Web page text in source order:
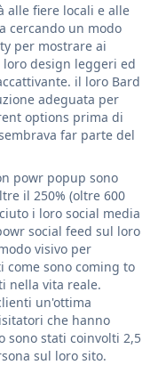
alle fiere locali e alle
cercando un modo
per mostrare ai
design leggeri ed
il loro Bard
adeguata per
options prima di
far parte del
powr popup sono
il 250% (oltre 600
i loro social media
social feed sul loro
visivo per
sono coming to
nella vita reale.
un'ottima
che hanno
sono stati coinvolti 2,5
sul loro sito.